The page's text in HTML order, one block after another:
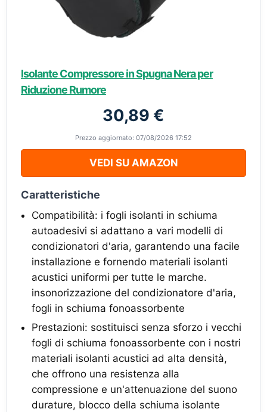
Isolante Compressore in Spugna Nera per
Riduzione Rumore
30,89 €
Prezzo aggiornato: 07/08/2026 17:52
VEDI SU AMAZON
Caratteristiche
Compatibilità: i fogli isolanti in schiuma
autoadesivi si adattano a vari modelli di
condizionatori d'aria, garantendo una facile
installazione e fornendo materiali isolanti
acustici uniformi per tutte le marche.
insonorizzazione del condizionatore d'aria,
fogli in schiuma fonoassorbente
Prestazioni: sostituisci senza sforzo i vecchi
fogli di schiuma fonoassorbente con i nostri
materiali isolanti acustici ad alta densità,
che offrono una resistenza alla
compressione e un'attenuazione del suono
durature, blocco della schiuma isolante